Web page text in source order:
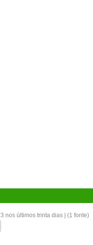
nos últimos trinta dias | (1 fonte)